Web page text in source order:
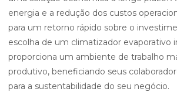
energia e a redução dos custos
para um retorno rápido sobre o
escolha de um climatizador evaporativo
proporciona um ambiente de trabalho
produtivo, beneficiando seus
para a sustentabilidade do seu negócio.